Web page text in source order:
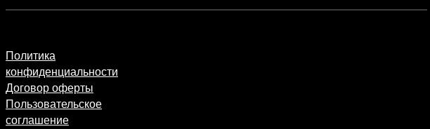
Политика
конфиденциальности
Договор оферты
Пользовательское
соглашение